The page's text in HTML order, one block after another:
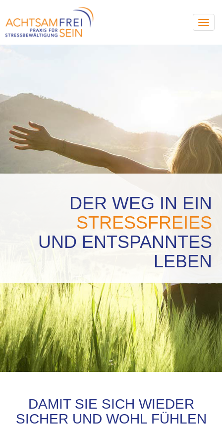
DER WEG IN EIN
STRESSFREIES
UND ENTSPANNTES
LEBEN
DAMIT SIE SICH WIEDER
SICHER UND WOHL FÜHLEN